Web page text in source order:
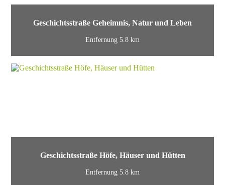
Geschichtsstraße Geheimnis, Natur und Leben
Entfernung 5.8 km
Geschichtsstraße Höfe, Häuser und Hütten
Entfernung 5.8 km